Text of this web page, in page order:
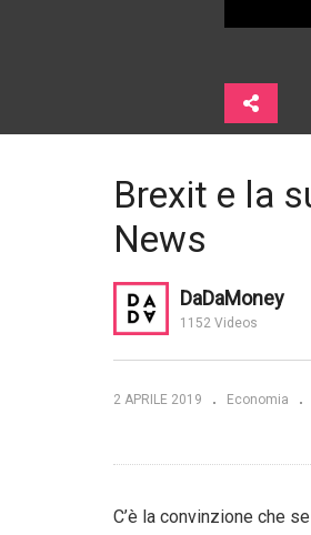
Germania vs Italia.
2017 |
Brexit e la
News
DaDaMoney
1152 Videos
2 APRILE 2019 Economia
C’è la convinzione che